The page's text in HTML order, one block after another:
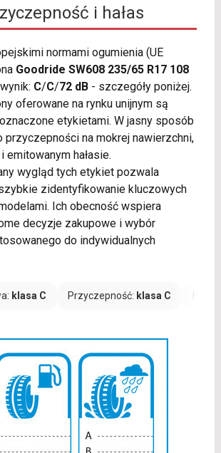
i hałas
normami ogumienia (UE
Goodride SW608 235/65 R17 108
C/C/72 dB- szczegóły poniżej.
oferowane na rynku unijnym są
etykietami. W jasny sposób
przyczepności na mokrej nawierzchni,
emitowanym hałasie.
wygląd tych etykiet pozwala
zidentyfikowanie kluczowych
Ich obecność wspiera
decyzje zakupowe i wybór
do indywidualnych
klasa C Przyczepność: klasa C